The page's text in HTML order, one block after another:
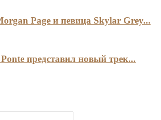
Page и певица Skylar Grey...
представил новый трек...